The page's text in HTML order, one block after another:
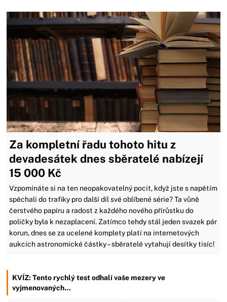
Za kompletní řadu tohoto hitu z
devadesátek dnes sběratelé nabízejí
15 000 Kč
Vzpomínáte si na ten neopakovatelný pocit, když jste s napětím
spěchali do trafiky pro další díl své oblíbené série? Ta vůně
čerstvého papíru a radost z každého nového přírůstku do
poličky byla k nezaplacení. Zatímco tehdy stál jeden svazek pár
korun, dnes se za ucelené komplety platí na internetových
aukcích astronomické částky – sběratelé vytahují desítky tisíc!
KVÍZ: Tento rychlý test odhalí vaše mezery ve
vyjmenovaných…